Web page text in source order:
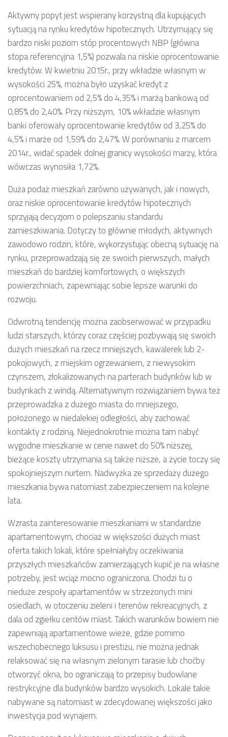
Aktywny popyt jest wspierany korzystną dla kupujących
sytuacją na rynku kredytów hipotecznych. Utrzymujący się
bardzo niski poziom stóp procentowych NBP (główna
stopa referencyjna 1,5%) pozwala na niskie oprocentowanie
kredytów. W kwietniu 2015r., przy wkładzie własnym w
wysokości 25%, można było uzyskać kredyt z
oprocentowaniem od 2,5% do 4,35% i marżą bankową od
0,85% do 2,40%. Przy niższym, 10% wkładzie własnym
banki oferowały oprocentowanie kredytów od 3,25% do
4,5% i marże od 1,59% do 2,47%. W porównaniu z marcem
2014r., widać spadek dolnej granicy wysokości marży, która
wówczas wynosiła 1,72%.
Duża podaż mieszkań zarówno używanych, jak i nowych,
oraz niskie oprocentowanie kredytów hipotecznych
sprzyjają decyzjom o polepszaniu standardu
zamieszkiwania. Dotyczy to głównie młodych, aktywnych
zawodowo rodzin, które, wykorzystując obecną sytuację na
rynku, przeprowadzają się ze swoich pierwszych, małych
mieszkań do bardziej komfortowych, o większych
powierzchniach, zapewniając sobie lepsze warunki do
rozwoju.
Odwrotną tendencję można zaobserwować w przypadku
ludzi starszych, którzy coraz częściej pozbywają się swoich
dużych mieszkań na rzecz mniejszych, kawalerek lub 2-
pokojowych, z miejskim ogrzewaniem, z niewysokim
czynszem, zlokalizowanych na parterach budynków lub w
budynkach z windą. Alternatywnym rozwiązaniem bywa też
przeprowadzka z dużego miasta do mniejszego,
położonego w niedalekiej odległości, aby zachować
kontakty z rodziną. Niejednokrotnie można tam nabyć
wygodne mieszkanie w cenie nawet do 50% niższej,
bieżące koszty utrzymania są także niższe, a życie toczy się
spokojniejszym nurtem. Nadwyżka ze sprzedaży dużego
mieszkania bywa natomiast zabezpieczeniem na kolejne
lata.
Wzrasta zainteresowanie mieszkaniami w standardzie
apartamentowym, chociaż w większości dużych miast
oferta takich lokali, które spełniałyby oczekiwania
przyszłych mieszkańców zamierzających kupić je na własne
potrzeby, jest wciąż mocno ograniczona. Chodzi tu o
nieduże zespoły apartamentów w strzeżonych mini
osiedlach, w otoczeniu zieleni i terenów rekreacyjnych, z
dala od zgiełku centów miast. Takich warunków bowiem nie
zapewniają apartamentowe wieże, gdzie pomimo
wszechobecnego luksusu i prestiżu, nie można jednak
relaksować się na własnym zielonym tarasie lub choćby
otworzyć okna, bo ograniczają to przepisy budowlane
restrykcyjne dla budynków bardzo wysokich. Lokale takie
nabywane są natomiast w zdecydowanej większości jako
inwestycja pod wynajem.